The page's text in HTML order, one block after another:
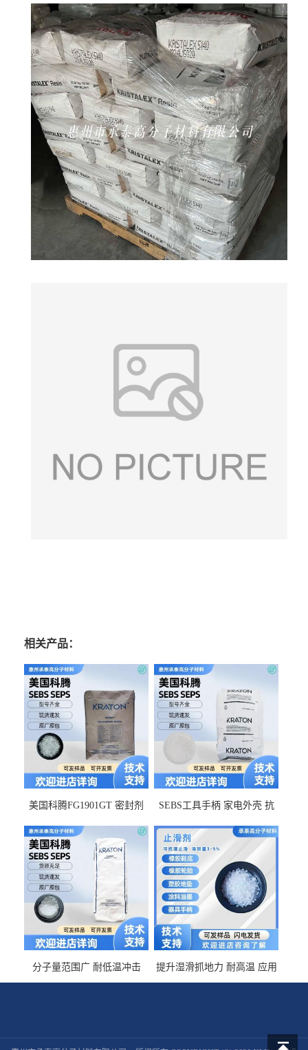
相关产品：
美国科腾FG1901GT 密封剂
佳 透明级
SEBS工具手柄 家电外壳 抗
耐候G1653VO
分子量范围广 耐低温冲击
SEBS G1650MU 美国科腾 增
提升湿滑抓地力 耐高温 应用
于特种轮胎 TPR鞋底 涂料油